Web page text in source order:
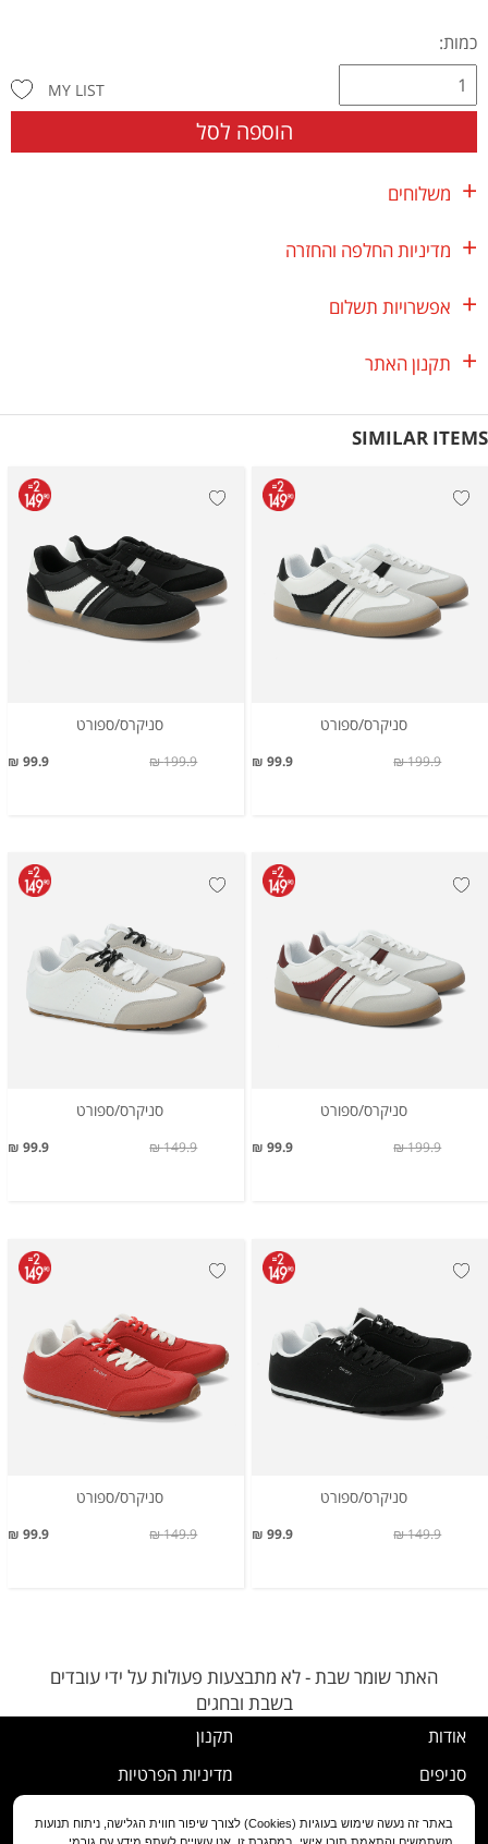
כמות:
הוספה לסל
MY LIST
משלוחים
מדיניות החלפה והחזרה
אפשרויות תשלום
תקנון האתר
SIMILAR ITEMS
סניקרס/ספורט
99.9 ₪ 199.9 ₪
סניקרס/ספורט
99.9 ₪ 199.9 ₪
סניקרס/ספורט
99.9 ₪ 199.9 ₪
סניקרס/ספורט
99.9 ₪ 149.9 ₪
סניקרס/ספורט
99.9 ₪ 149.9 ₪
סניקרס/ספורט
99.9 ₪ 149.9 ₪
האתר שומר שבת - לא מתבצעות פעולות על ידי עובדים
בשבת ובחגים
אודות
סניפים
תקנון
מדיניות הפרטיות
נוהל ביטול עסקה
באתר זה נעשה שימוש בעוגיות (Cookies) לצורך שיפור חווית הגלישה, ניתוח תנועות